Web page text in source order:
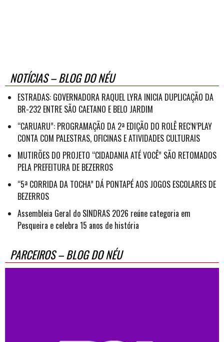
NOTÍCIAS – BLOG DO NÉU
ESTRADAS: GOVERNADORA RAQUEL LYRA INICIA DUPLICAÇÃO DA
BR-232 ENTRE SÃO CAETANO E BELO JARDIM
“CARUARU”: PROGRAMAÇÃO DA 2ª EDIÇÃO DO ROLÊ REC’N’PLAY
CONTA COM PALESTRAS, OFICINAS E ATIVIDADES CULTURAIS
MUTIRÕES DO PROJETO “CIDADANIA ATÉ VOCÊ” SÃO RETOMADOS
PELA PREFEITURA DE BEZERROS
“5ª CORRIDA DA TOCHA” DÁ PONTAPÉ AOS JOGOS ESCOLARES DE
BEZERROS
Assembleia Geral do SINDRAS 2026 reúne categoria em
Pesqueira e celebra 15 anos de história
PARCEIROS – BLOG DO NÉU